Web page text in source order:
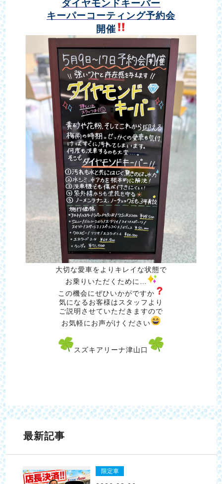
ダイヤモンドキーパー
キーパーコーティング予約会
開催
大切な愛車をよりキレイな状態で
お乗りいただくために…
この機会にぜひいかがですか
気になるお客様はスタッフより
ご説明させていただきますので
お気軽にお声がけください
スズキアリーナ津山口
最新記事
限定車